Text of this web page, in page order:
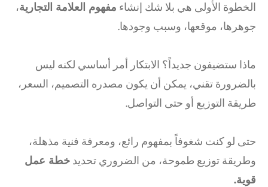
الخطوة الأولى هي بلا شك إنشاء مفهوم العلامة التجارية،
جوهرها، موقعها، وسبب وجودها.
ماذا ستضيفون جديداً؟ الابتكار أمر أساسي لكنه ليس
بالضرورة تقني، يمكن أن يكون مصدره التصميم، السعر،
طريقة التوزيع أو حتى التواصل.
حتى لو كنت شغوفاً بمفهوم رائع، ومعرفة فنية مذهلة،
وطريقة توزيع طموحة، من الضروري تحديد خطة عمل
قوية.